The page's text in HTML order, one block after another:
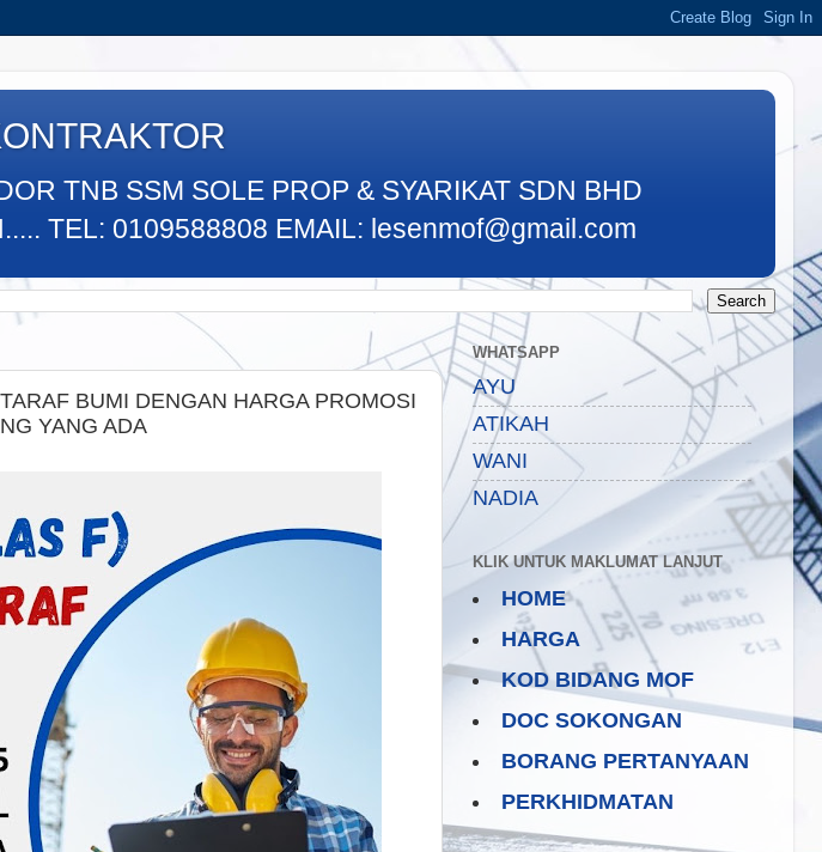
TNB SSM SOLE PROP & SYARIKAT SDN BHD
TEL: 0109588808 EMAIL: lesenmof@gmail.com
BUMI DENGAN HARGA PROMOSI
YANG ADA
WHATSAPP
AYU
ATIKAH
WANI
NADIA
KLIK UNTUK MAKLUMAT LANJUT
HOME
HARGA
KOD BIDANG MOF
DOC SOKONGAN
BORANG PERTANYAAN
PERKHIDMATAN